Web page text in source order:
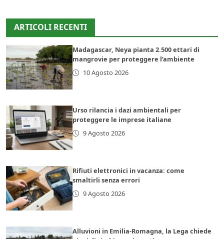
ARTICOLI RECENTI
Madagascar, Neya pianta 2.500 ettari di
mangrovie per proteggere l’ambiente
10 Agosto 2026
Urso rilancia i dazi ambientali per
proteggere le imprese italiane
9 Agosto 2026
Rifiuti elettronici in vacanza: come
smaltirli senza errori
9 Agosto 2026
Alluvioni in Emilia-Romagna, la Lega chiede